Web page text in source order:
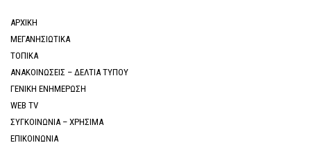
ΑΡΧΙΚΗ
ΜΕΓΑΝΗΣΙΩΤΙΚΑ
ΤΟΠΙΚΑ
ΑΝΑΚΟΙΝΩΣΕΙΣ – ΔΕΛΤΙΑ ΤΥΠΟΥ
ΓΕΝΙΚΗ ΕΝΗΜΕΡΩΣΗ
WEB TV
ΣΥΓΚΟΙΝΩΝΙΑ – ΧΡΗΣΙΜΑ
ΕΠΙΚΟΙΝΩΝΙΑ